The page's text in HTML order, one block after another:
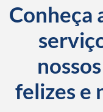
Conheça
felizes e